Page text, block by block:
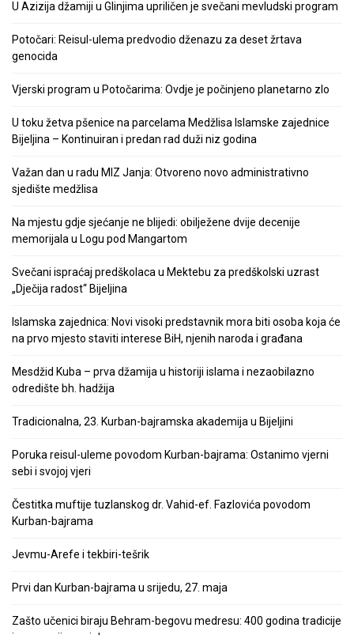
U Azizija džamiji u Glinjima upriličen je svečani mevludski program
Potočari: Reisul-ulema predvodio dženazu za deset žrtava
genocida
Vjerski program u Potočarima: Ovdje je počinjeno planetarno zlo
U toku žetva pšenice na parcelama Medžlisa Islamske zajednice
Bijeljina – Kontinuiran i predan rad duži niz godina
Važan dan u radu MIZ Janja: Otvoreno novo administrativno
sjedište medžlisa
Na mjestu gdje sjećanje ne blijedi: obilježene dvije decenije
memorijala u Logu pod Mangartom
Svečani ispraćaj predškolaca u Mektebu za predškolski uzrast
„Dječija radost“ Bijeljina
Islamska zajednica: Novi visoki predstavnik mora biti osoba koja će
na prvo mjesto staviti interese BiH, njenih naroda i građana
Mesdžid Kuba – prva džamija u historiji islama i nezaobilazno
odredište bh. hadžija
Tradicionalna, 23. Kurban-bajramska akademija u Bijeljini
Poruka reisul-uleme povodom Kurban-bajrama: Ostanimo vjerni
sebi i svojoj vjeri
Čestitka muftije tuzlanskog dr. Vahid-ef. Fazlovića povodom
Kurban-bajrama
Jevmu-Arefe i tekbiri-tešrik
Prvi dan Kurban-bajrama u srijedu, 27. maja
Zašto učenici biraju Behram-begovu medresu: 400 godina tradicije